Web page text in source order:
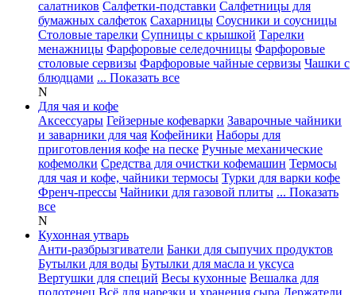
салатников Салфетки-подставки Салфетницы для
бумажных салфеток Сахарницы Соусники и соусницы
Столовые тарелки Супницы с крышкой Тарелки
менажницы Фарфоровые селедочницы Фарфоровые
столовые сервизы Фарфоровые чайные сервизы Чашки с
блюдцами ... Показать все
N
Для чая и кофе
Аксессуары Гейзерные кофеварки Заварочные чайники
и заварники для чая Кофейники Наборы для
приготовления кофе на песке Ручные механические
кофемолки Средства для очистки кофемашин Термосы
для чая и кофе, чайники термосы Турки для варки кофе
Френч-прессы Чайники для газовой плиты ... Показать
все
N
Кухонная утварь
Анти-разбрызгиватели Банки для сыпучих продуктов
Бутылки для воды Бутылки для масла и уксуса
Вертушки для специй Весы кухонные Вешалка для
полотенец Всё для нарезки и хранения сыра Держатели